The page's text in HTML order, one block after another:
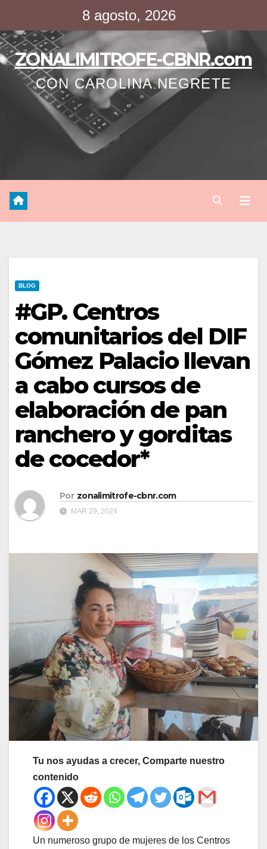
contenido
8 agosto, 2026
ZONALIMITROFE-CBNR.com
CON CAROLINA NEGRETE
BLOG
#GP. Centros
comunitarios del DIF
Gómez Palacio llevan
a cabo cursos de
elaboración de pan
ranchero y gorditas
de cocedor*
Por zonalimitrofe-cbnr.com
MAR 29, 2024
Tu nos ayudas a crecer, Comparte nuestro
contenido
Un numeroso grupo de mujeres de los Centros